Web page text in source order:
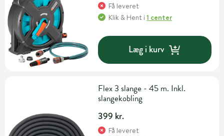
Få leveret
Klik & Hent i1 center
Læg i kurv
Flex 3 slange - 45 m. Inkl.
slangekobling
399 kr.
Få leveret